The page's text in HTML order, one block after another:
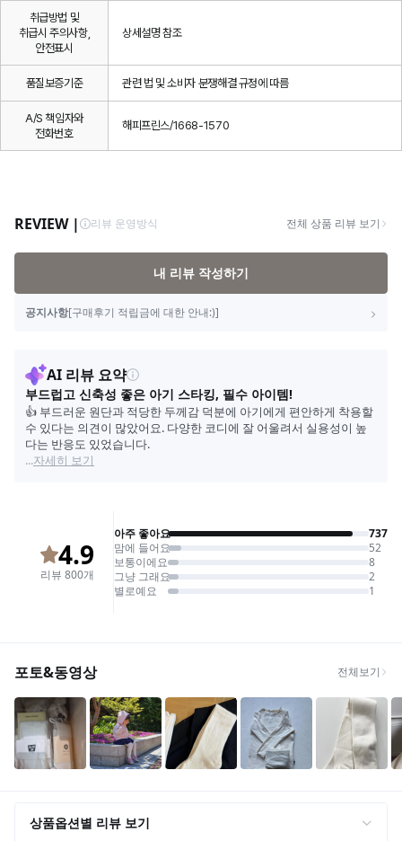
취급방법 및
취급시 주의사항,
안전표시
상세설명 참조
품질보증기준 관련 법 및 소비자 분쟁해결 규정에 따름
A/S 책임자와
전화번호
해피프린스/1668-1570